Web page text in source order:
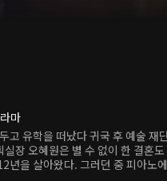
마
고 유학을 떠났다 귀국 후 예술 재
장 오혜원은 별 수 없이 한 결혼
년을 살아왔다. 그러던 중 피아노